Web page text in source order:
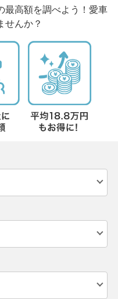
最高額を調べよう！愛車
せんか？